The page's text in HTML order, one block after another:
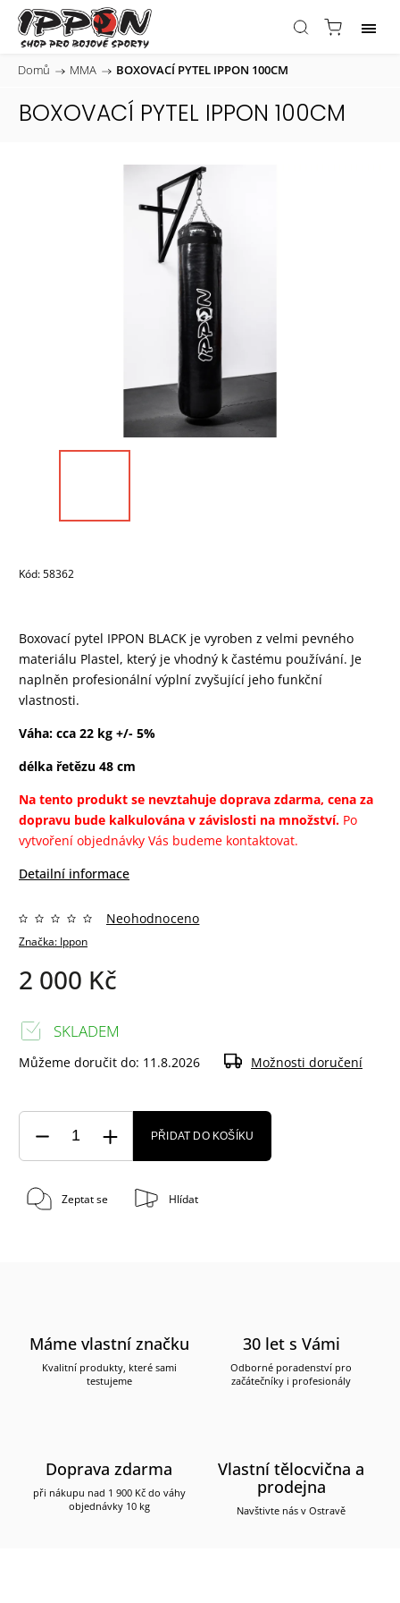
Domů / MMA / BOXOVACÍ PYTEL IPPON 100CM
BOXOVACÍ PYTEL IPPON 100CM
Kód:58362
Boxovací pytel IPPON BLACK je vyroben z velmi pevného
materiálu Plastel, který je vhodný k častému používání. Je
naplněn profesionální výplní zvyšující jeho funkční
vlastnosti.
Váha: cca 22 kg +/- 5%
délka řetězu 48 cm
Na tento produkt se nevztahuje doprava zdarma, cena za
dopravu bude kalkulována v závislosti na množství. Po
vytvoření objednávky Vás budeme kontaktovat.
Detailní informace
Značka: Ippon
Neohodnoceno
2 000 Kč
SKLADEM
Můžeme doručit do: 11.8.2026 Možnosti doručení
PŘIDAT DO KOŠÍKU
Zeptat se Hlídat
Máme vlastní značku
Kvalitní produkty, které sami
testujeme
30 let s Vámi
Odborné poradenství pro
začátečníky i profesionály
Doprava zdarma
při nákupu nad 1 900 Kč do váhy
objednávky 10 kg
Vlastní tělocvična a
prodejna
Navštivte nás v Ostravě